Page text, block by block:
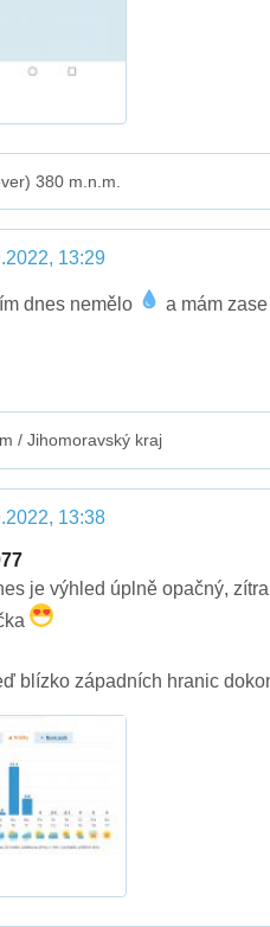
380 m.n.m.
13:29
dnes nemělo a mám
/ Jihomoravský kraj
13:38
je výhled úplně opačný,
blízko západních hranic